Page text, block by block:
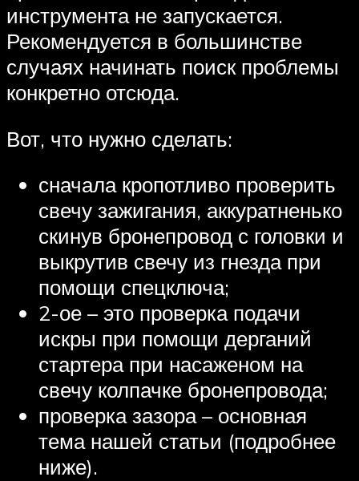
инструмента не запускается.
Рекомендуется в большинстве
случаях начинать поиск проблемы
конкретно отсюда.
Вот, что нужно сделать:
сначала кропотливо проверить
свечу зажигания, аккуратненько
скинув бронепровод с головки и
выкрутив свечу из гнезда при
помощи спецключа;
2-ое – это проверка подачи
искры при помощи дерганий
стартера при насаженом на
свечу колпачке бронепровода;
проверка зазора – основная
тема нашей статьи (подробнее
ниже).